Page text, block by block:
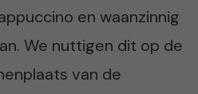
en waanzinnig
We nuttigen dit op de
van de